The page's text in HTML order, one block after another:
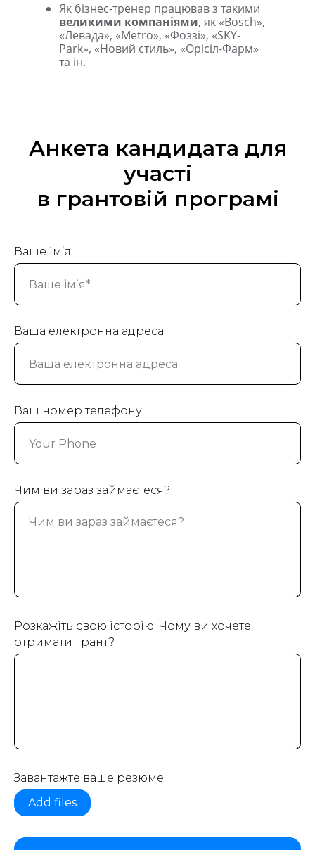
Як бізнес-тренер працював з такими
великими компаніями, як «Bosch»,
«Левада», «Metro», «Фоззі», «SKY-
Park», «Новий стиль», «Орісіл-Фарм»
та ін.
Анкета кандидата для
участі
в грантовій програмі
Ваше імʼя
Ваша електронна адреса
Ваш номер телефону
Чим ви зараз займаєтеся?
Розкажіть свою історію. Чому ви хочете
отримати грант?
Завантажте ваше резюме
Add files